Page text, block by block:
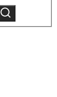
Шукати